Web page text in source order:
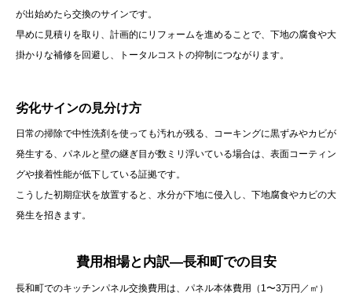
が出始めたら交換のサインです。
早めに見積りを取り、計画的にリフォームを進めることで、下地の腐食や大
掛かりな補修を回避し、トータルコストの抑制につながります。
劣化サインの見分け方
日常の掃除で中性洗剤を使っても汚れが残る、コーキングに黒ずみやカビが
発生する、パネルと壁の継ぎ目が数ミリ浮いている場合は、表面コーティン
グや接着性能が低下している証拠です。
こうした初期症状を放置すると、水分が下地に侵入し、下地腐食やカビの大
発生を招きます。
費用相場と内訳—長和町での目安
長和町でのキッチンパネル交換費用は、パネル本体費用（1〜3万円／㎡）